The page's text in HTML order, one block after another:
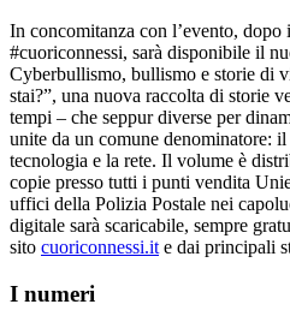
In concomitanza con l’evento,
#cuoriconnessi, sarà disponibile il
Cyberbullismo, bullismo e storie di
stai?”, una nuova raccolta di storie
tempi – che seppur diverse per
unite da un comune denominatore:
tecnologia e la rete. Il volume è
copie presso tutti i punti vendita
uffici della Polizia Postale nei
digitale sarà scaricabile, sempre
sito cuoriconnessi.ite dai principali
I numeri